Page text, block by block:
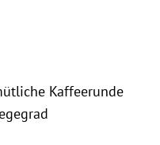
Kaffeerunde